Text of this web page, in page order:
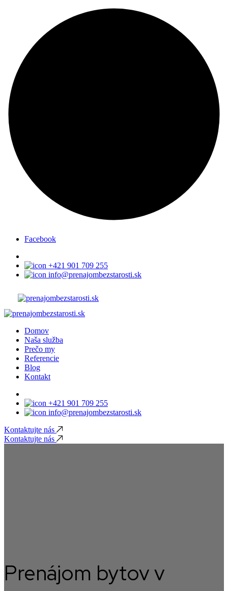
Facebook
+421 901 709 255
info@prenajombezstarosti.sk
Domov
Naša služba
Prečo my
Referencie
Blog
Kontakt
+421 901 709 255
info@prenajombezstarosti.sk
Kontaktujte nás
Kontaktujte nás
Prenájom bytov v